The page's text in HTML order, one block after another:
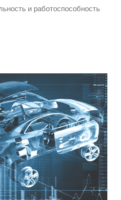
и работоспособность